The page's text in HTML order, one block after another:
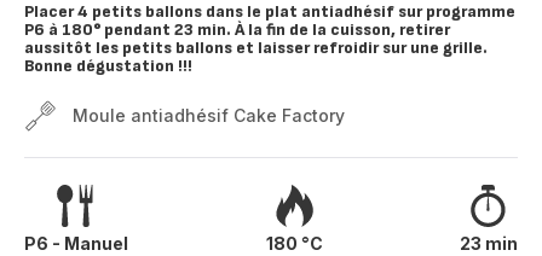
Placer 4 petits ballons dans le plat antiadhésif sur programme
P6 à 180° pendant 23 min. À la fin de la cuisson, retirer
aussitôt les petits ballons et laisser refroidir sur une grille.
Bonne dégustation !!!
Moule antiadhésif Cake Factory
P6 - Manuel 180 °C 23 min